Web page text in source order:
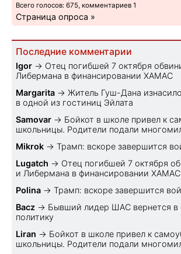
Всего голосов: 675, комментариев 1
Страница опроса »
Последние комментарии
Igor → Отец погибшей 7 октября
Либермана в финансировании ХАМАС
Margarita → Житель Гуш-Дана
в одной из гостиниц Эйлата
Samovar → Бойкот в школе привел к
школьницы. Родители подали
Mikrok → Трамп: вскоре завершится
Lugatch → Отец погибшей 7 октября
и Либермана в финансировании ХАМАС
Polina → Трамп: вскоре завершится
Bacz → Бывший лидер ШАС вернется
политику
Liran → Бойкот в школе привел к
школьницы. Родители подали